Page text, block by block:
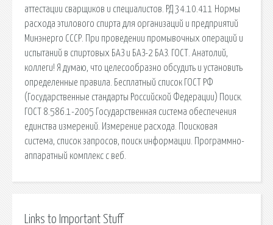
аттестации сварщиков и специалистов. РД 34.10.411 Нормы
расхода этилового спирта для организаций и предприятий
Минэнерго СССР. При проведении промывочных операций и
испытаний в спиртовых БАЗ и БАЗ-2 БАЗ. ГОСТ. Анатолий,
коллеги! Я думаю, что целесообразно обсудить и установить
определенные правила. Бесплатный список ГОСТ РФ
(Государственные стандарты Российской Федерации) Поиск.
ГОСТ 8.586.1-2005 Государственная система обеспечения
единства измерений. Измерение расхода. Поисковая
сиcтема, список запросов, поиск информации. Программно-
аппаратный комплекс с веб.
Links to Important Stuff